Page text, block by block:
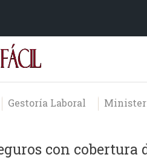
Gestoría Laboral
con